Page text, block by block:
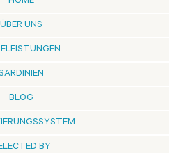
ÜBER UNS
BLOG
BY